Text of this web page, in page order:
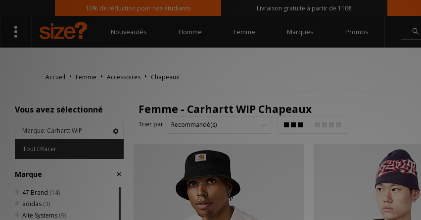
10% de réduction pour nos étudiants Livraison gratuite à partir de 110€
Nouveautés Homme Femme Marques Promos
Accueil Femme Accessoires Chapeaux
Vous avez sélectionné
Marque: Carhartt WIP
Tout Effacer
Marque
47 Brand (14)
adidas (3)
Alte Systems (9)
Femme - Carhartt WIP Chapeaux
Trier par